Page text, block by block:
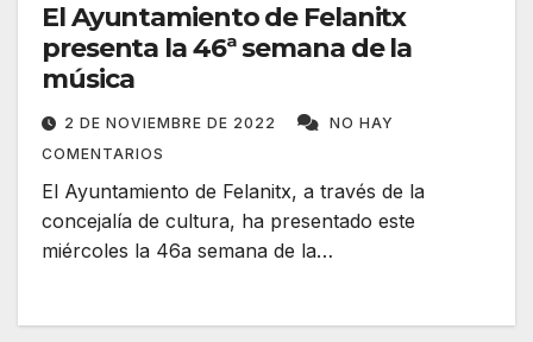
El Ayuntamiento de Felanitx
presenta la 46ª semana de la
música
2 DE NOVIEMBRE DE 2022
NO HAY
COMENTARIOS
El Ayuntamiento de Felanitx, a través de la
concejalía de cultura, ha presentado este
miércoles la 46a semana de la…